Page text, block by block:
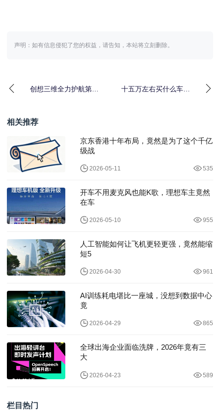
声明：如有信息侵犯了您的权益，请告知，本站将立刻删除。
创想三维全力护航第三
十五万左右买什么车好
相关推荐
京东香港十年布局，竟然是为了这个千亿
级战
2026-05-11 535
开车不用麦克风也能K歌，理想车主竟然
在车
2026-05-10 955
人工智能如何让飞机更轻更强，竟然能缩
短5
2026-04-30 961
AI训练耗电堪比一座城，没想到数据中心
竟
2026-04-29 865
全球出海企业面临洗牌，2026年竟有三
大
2026-04-23 589
栏目热门